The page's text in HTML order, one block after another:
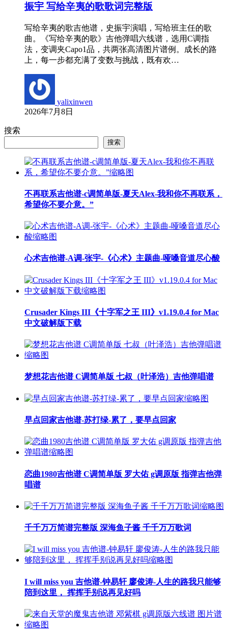
振宇 写给辛夷的歌歌词完整版
写给辛夷的歌吉他谱，史振宇演唱，写给班主任的歌
曲。《写给辛夷的歌》吉他弹唱六线谱，选用C调指
法，变调夹Capo1品，共两张高清图片谱例。成长的路
上，每一步都充满了变数与挑战，既有欢…
yalixinwen
2026年7月8日
搜索
搜索
不再联系吉他谱-c调简单版-夏天Alex-我和你不再联系，
希望你不要介意。”
心术吉他谱-A调-张宇-《心术》主题曲-哑嗓音道尽心酸
Crusader Kings III《十字军之王 III》v1.19.0.4 for Mac
中文破解版下载
梦想花吉他谱 C调简单版 七叔（叶泽浩）吉他弹唱谱
早点回家吉他谱-苏打绿-累了，要早点回家
恋曲1980吉他谱 C调简单版 罗大佑 g调原版 指弹吉他弹
唱谱
千千万万简谱完整版 深海鱼子酱 千千万万歌词
I will miss you 吉他谱-钟易轩 廖俊涛-人生的路我只能够
陪到这里， 挥挥手别说再见好吗